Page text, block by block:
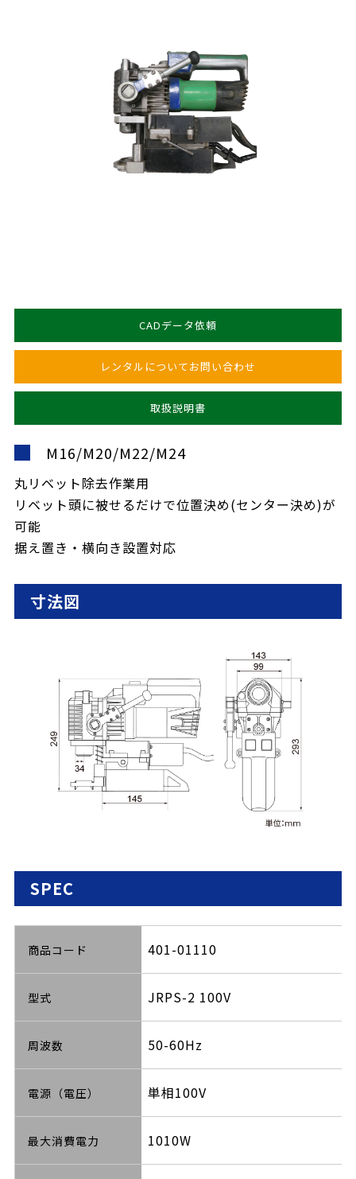
CADデータ依頼
レンタルについてお問い合わせ
取扱説明書
M16/M20/M22/M24
丸リベット除去作業用
リベット頭に被せるだけで位置決め(センター決め)が
可能
据え置き・横向き設置対応
寸法図
SPEC
商品コード 401-01110
型式 JRPS-2 100V
周波数 50-60Hz
電源（電圧） 単相100V
最大消費電力 1010W